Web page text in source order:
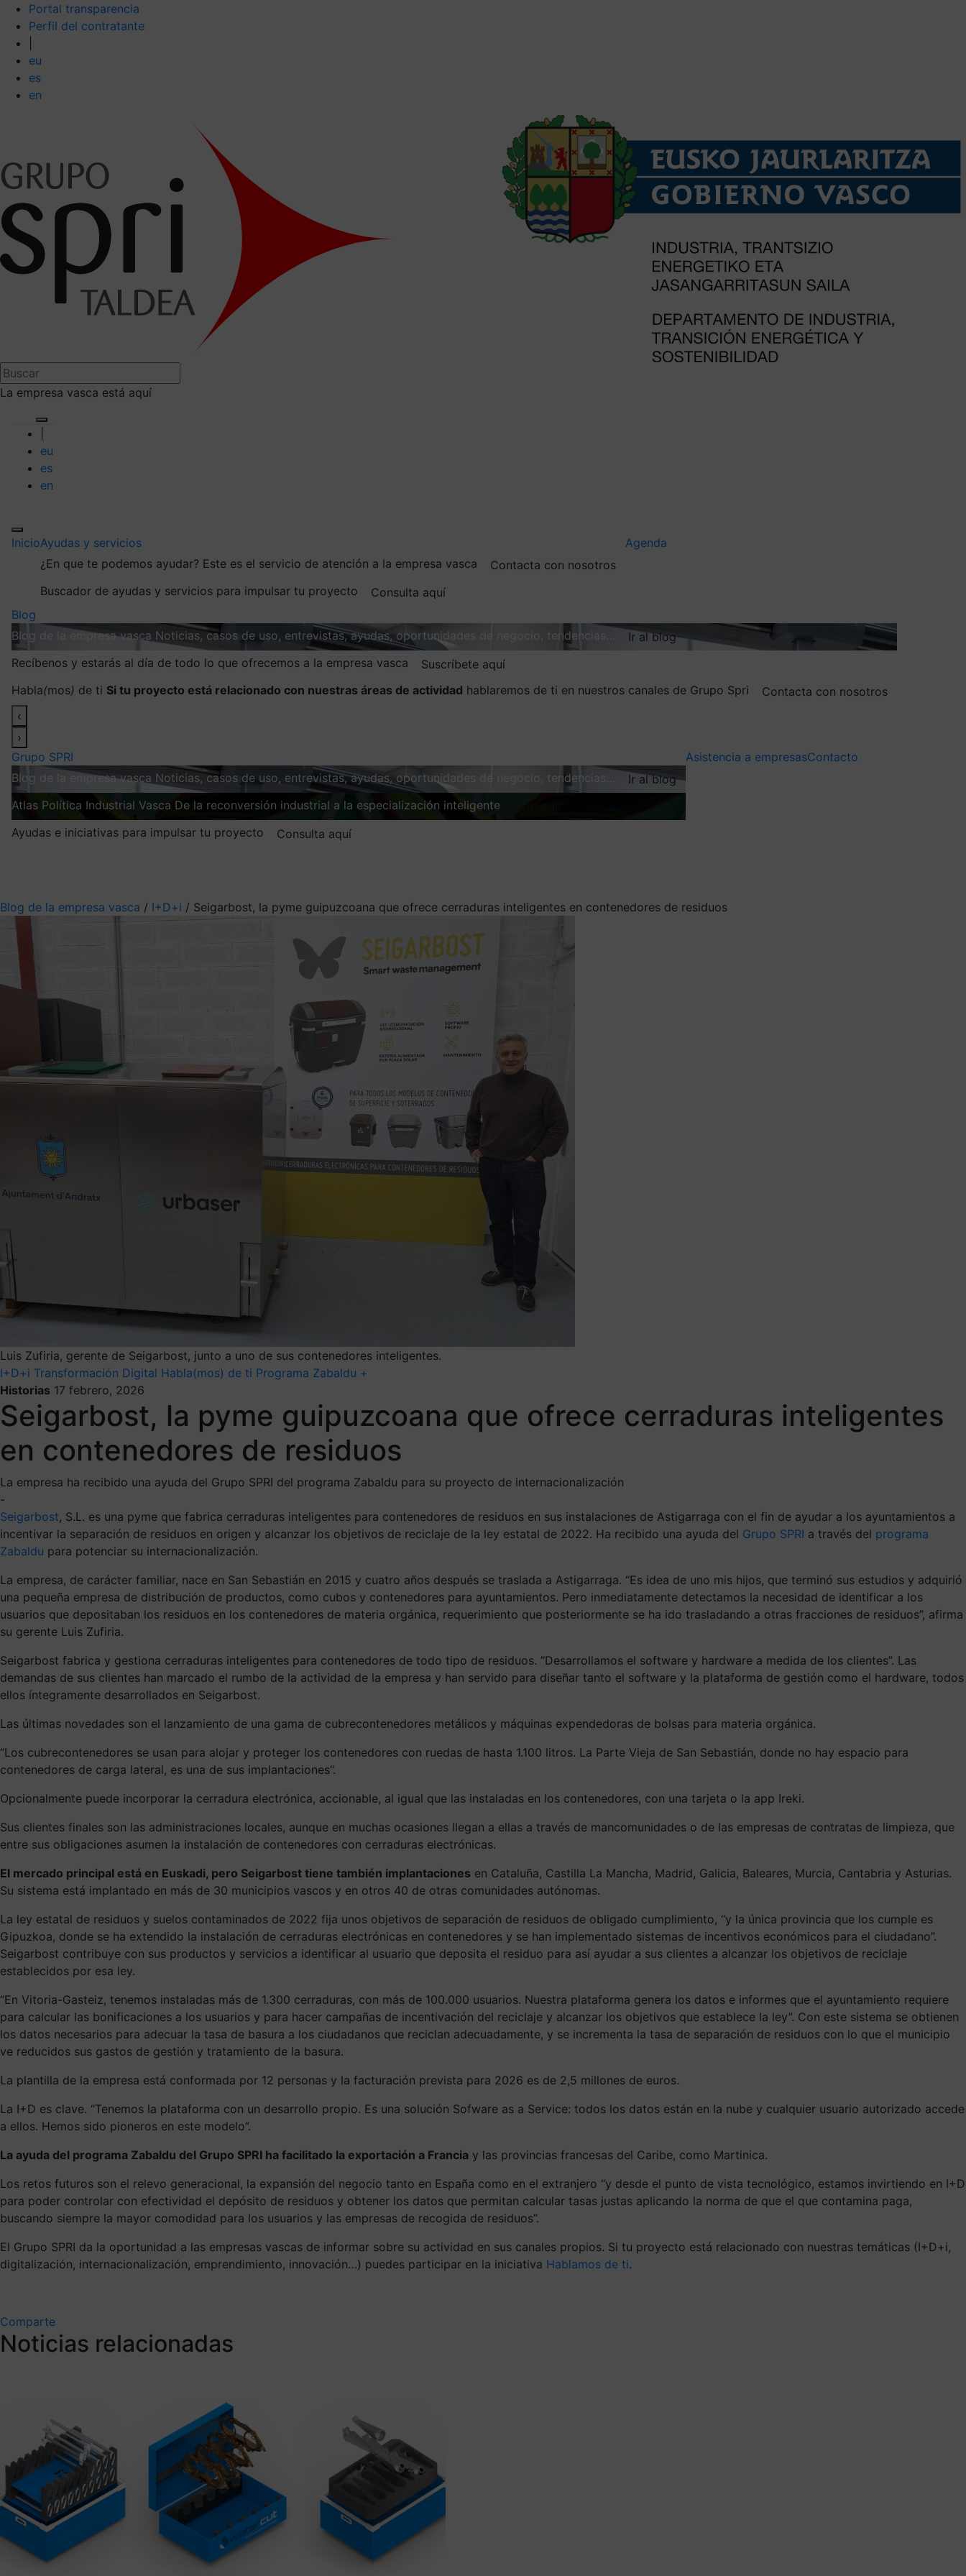
Portal transparencia
Perfil del contratante
eu
es
en
La empresa vasca está aquí
eu
es
en
InicioAyudas y servicios
¿En que te podemos ayudar? Este es el servicio de atención a la empresa vasca
Contacta con nosotros
Buscador de ayudas y servicios para impulsar tu proyecto
Consulta aquí
Agenda
Blog
Blog de la empresa vasca Noticias, casos de uso, entrevistas, ayudas, oportunidades de negocio, tendencias…
Ir al blog
Recíbenos y estarás al día de todo lo que ofrecemos a la empresa vasca
Suscríbete aquí
Habla(mos) de ti Si tu proyecto está relacionado con nuestras áreas de actividad hablaremos de ti en nuestros canales de Grupo Spri
Contacta con nosotros
‹
›
Grupo SPRI
Blog de la empresa vasca Noticias, casos de uso, entrevistas, ayudas, oportunidades de negocio, tendencias…
Ir al blog
Atlas Política Industrial Vasca De la reconversión industrial a la especialización inteligente
Ayudas e iniciativas para impulsar tu proyecto
Consulta aquí
Asistencia a empresasContacto
Blog de la empresa vasca / I+D+i / Seigarbost, la pyme guipuzcoana que ofrece cerraduras inteligentes en contenedores de residuos
Luis Zufiria, gerente de Seigarbost, junto a uno de sus contenedores inteligentes.
I+D+i Transformación Digital Habla(mos) de ti Programa Zabaldu +
Historias 17 febrero, 2026
Seigarbost, la pyme guipuzcoana que ofrece cerraduras inteligentes
en contenedores de residuos
La empresa ha recibido una ayuda del Grupo SPRI del programa Zabaldu para su proyecto de internacionalización
-
Seigarbost, S.L. es una pyme que fabrica cerraduras inteligentes para contenedores de residuos en sus instalaciones de Astigarraga con el fin de ayudar a los ayuntamientos a
incentivar la separación de residuos en origen y alcanzar los objetivos de reciclaje de la ley estatal de 2022. Ha recibido una ayuda del Grupo SPRI a través del programa
Zabaldu para potenciar su internacionalización.
La empresa, de carácter familiar, nace en San Sebastián en 2015 y cuatro años después se traslada a Astigarraga. “Es idea de uno mis hijos, que terminó sus estudios y adquirió
una pequeña empresa de distribución de productos, como cubos y contenedores para ayuntamientos. Pero inmediatamente detectamos la necesidad de identificar a los
usuarios que depositaban los residuos en los contenedores de materia orgánica, requerimiento que posteriormente se ha ido trasladando a otras fracciones de residuos”, afirma
su gerente Luis Zufiria.
Seigarbost fabrica y gestiona cerraduras inteligentes para contenedores de todo tipo de residuos. “Desarrollamos el software y hardware a medida de los clientes”. Las
demandas de sus clientes han marcado el rumbo de la actividad de la empresa y han servido para diseñar tanto el software y la plataforma de gestión como el hardware, todos
ellos íntegramente desarrollados en Seigarbost.
Las últimas novedades son el lanzamiento de una gama de cubrecontenedores metálicos y máquinas expendedoras de bolsas para materia orgánica.
“Los cubrecontenedores se usan para alojar y proteger los contenedores con ruedas de hasta 1.100 litros. La Parte Vieja de San Sebastián, donde no hay espacio para
contenedores de carga lateral, es una de sus implantaciones”.
Opcionalmente puede incorporar la cerradura electrónica, accionable, al igual que las instaladas en los contenedores, con una tarjeta o la app Ireki.
Sus clientes finales son las administraciones locales, aunque en muchas ocasiones llegan a ellas a través de mancomunidades o de las empresas de contratas de limpieza, que
entre sus obligaciones asumen la instalación de contenedores con cerraduras electrónicas.
El mercado principal está en Euskadi, pero Seigarbost tiene también implantaciones en Cataluña, Castilla La Mancha, Madrid, Galicia, Baleares, Murcia, Cantabria y Asturias.
Su sistema está implantado en más de 30 municipios vascos y en otros 40 de otras comunidades autónomas.
La ley estatal de residuos y suelos contaminados de 2022 fija unos objetivos de separación de residuos de obligado cumplimiento, “y la única provincia que los cumple es
Gipuzkoa, donde se ha extendido la instalación de cerraduras electrónicas en contenedores y se han implementado sistemas de incentivos económicos para el ciudadano”.
Seigarbost contribuye con sus productos y servicios a identificar al usuario que deposita el residuo para así ayudar a sus clientes a alcanzar los objetivos de reciclaje
establecidos por esa ley.
“En Vitoria-Gasteiz, tenemos instaladas más de 1.300 cerraduras, con más de 100.000 usuarios. Nuestra plataforma genera los datos e informes que el ayuntamiento requiere
para calcular las bonificaciones a los usuarios y para hacer campañas de incentivación del reciclaje y alcanzar los objetivos que establece la ley”. Con este sistema se obtienen
los datos necesarios para adecuar la tasa de basura a los ciudadanos que reciclan adecuadamente, y se incrementa la tasa de separación de residuos con lo que el municipio
ve reducidos sus gastos de gestión y tratamiento de la basura.
La plantilla de la empresa está conformada por 12 personas y la facturación prevista para 2026 es de 2,5 millones de euros.
La I+D es clave. “Tenemos la plataforma con un desarrollo propio. Es una solución Sofware as a Service: todos los datos están en la nube y cualquier usuario autorizado accede
a ellos. Hemos sido pioneros en este modelo”.
La ayuda del programa Zabaldu del Grupo SPRI ha facilitado la exportación a Francia y las provincias francesas del Caribe, como Martinica.
Los retos futuros son el relevo generacional, la expansión del negocio tanto en España como en el extranjero “y desde el punto de vista tecnológico, estamos invirtiendo en I+D
para poder controlar con efectividad el depósito de residuos y obtener los datos que permitan calcular tasas justas aplicando la norma de que el que contamina paga,
buscando siempre la mayor comodidad para los usuarios y las empresas de recogida de residuos”.
El Grupo SPRI da la oportunidad a las empresas vascas de informar sobre su actividad en sus canales propios. Si tu proyecto está relacionado con nuestras temáticas (I+D+i,
digitalización, internacionalización, emprendimiento, innovación…) puedes participar en la iniciativa Hablamos de ti.
Comparte
Noticias relacionadas